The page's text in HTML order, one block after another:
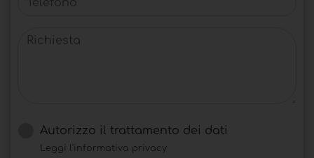
Richiesta
Autorizzo il trattamento dei dati
Leggi l'informativa privacy